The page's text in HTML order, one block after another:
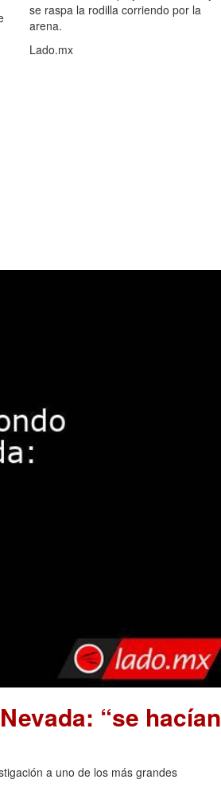
se raspa la rodilla corriendo por la
arena.
Lado.mx
“se hacían
a uno de los más grandes